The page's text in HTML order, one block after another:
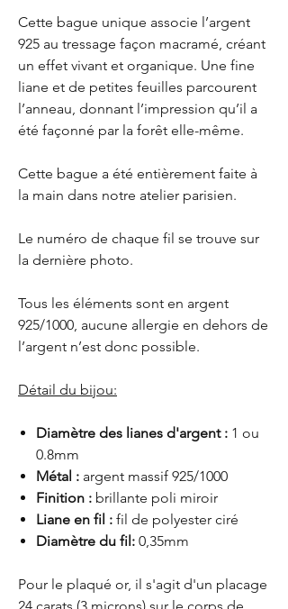
Cette bague unique associe l’argent
925 au tressage façon macramé, créant
un effet vivant et organique. Une fine
liane et de petites feuilles parcourent
l’anneau, donnant l’impression qu’il a
été façonné par la forêt elle-même.
Cette bague a été entièrement faite à
la main dans notre atelier parisien.
Le numéro de chaque fil se trouve sur
la dernière photo.
Tous les éléments sont en argent
925/1000, aucune allergie en dehors de
l’argent n’est donc possible.
Détail du bijou:
Diamètre des lianes d'argent : 1 ou
0.8mm
Métal : argent massif 925/1000
Finition : brillante poli miroir
Liane en fil : fil de polyester ciré
Diamètre du fil: 0,35mm
Pour le plaqué or, il s'agit d'un placage